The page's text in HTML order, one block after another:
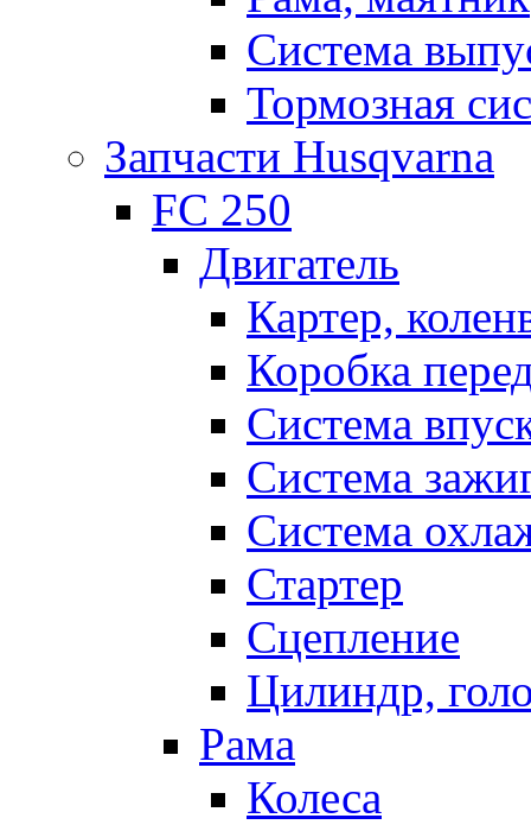
Система
Тормозная
Запчасти Husqvarna
FC 250
Двигатель
Картер,
Коробка
Система
Система
Система
Стартер
Сцепление
Цилиндр,
Рама
Колеса